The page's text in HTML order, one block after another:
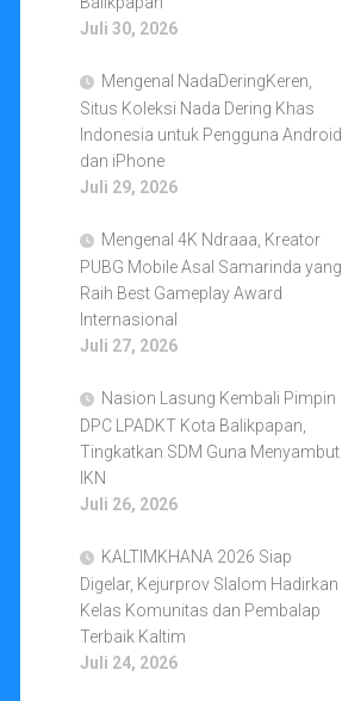
Juli 30, 2026
Mengenal NadaDeringKeren,
Situs Koleksi Nada Dering Khas
Indonesia untuk Pengguna Android
dan iPhone
Juli 29, 2026
Mengenal 4K Ndraaa, Kreator
PUBG Mobile Asal Samarinda yang
Raih Best Gameplay Award
Internasional
Juli 27, 2026
Nasion Lasung Kembali Pimpin
DPC LPADKT Kota Balikpapan,
Tingkatkan SDM Guna Menyambut
IKN
Juli 26, 2026
KALTIMKHANA 2026 Siap
Digelar, Kejurprov Slalom Hadirkan
Kelas Komunitas dan Pembalap
Terbaik Kaltim
Juli 24, 2026